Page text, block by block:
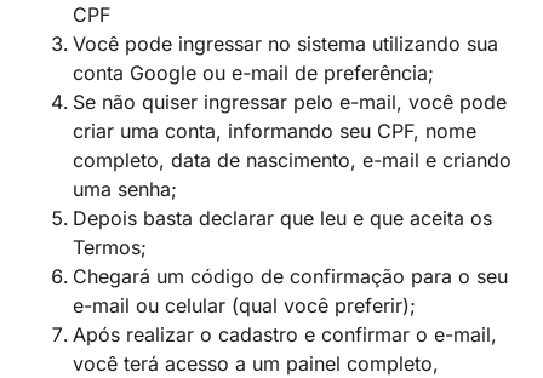
CPF
Você pode ingressar no sistema utilizando sua
conta Google ou e-mail de preferência;
Se não quiser ingressar pelo e-mail, você pode
criar uma conta, informando seu CPF, nome
completo, data de nascimento, e-mail e criando
uma senha;
Depois basta declarar que leu e que aceita os
Termos;
Chegará um código de confirmação para o seu
e-mail ou celular (qual você preferir);
Após realizar o cadastro e confirmar o e-mail,
você terá acesso a um painel completo,